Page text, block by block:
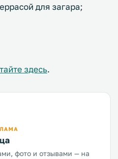
для загара;
здесь.
фото и отзывами — на